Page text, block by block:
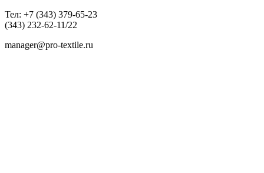
Тел: +7 (343) 379-65-23
(343) 232-62-11/22
manager@pro-textile.ru